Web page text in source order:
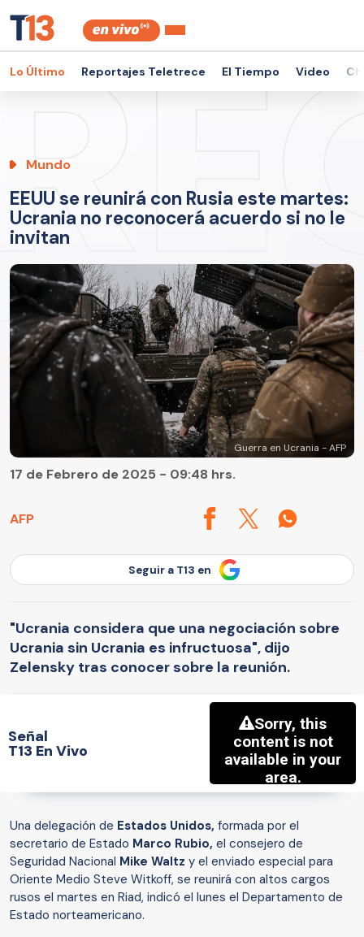
Lo Último Reportajes Teletrece El Tiempo Video
Mundo
EEUU se reunirá con Rusia este martes:
Ucrania no reconocerá acuerdo si no le
invitan
Guerra en Ucrania - AFP
AFP
17 de Febrero de 2025 - 09:48 hrs.
Seguir a T13 en
"Ucrania considera que una negociación sobre
Ucrania sin Ucrania es infructuosa", dijo
Zelensky tras conocer sobre la reunión.
Señal
T13 En Vivo
Una delegación de Estados Unidos, formada por el
secretario de Estado Marco Rubio, el consejero de
Seguridad Nacional Mike Waltz y el enviado especial para
Oriente Medio Steve Witkoff, se reunirá con altos cargos
rusos el martes en Riad, indicó el lunes el Departamento de
Estado norteamericano.